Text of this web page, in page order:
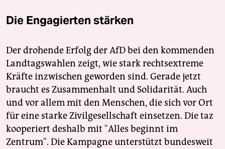
Die Engagierten stärken
Der drohende Erfolg der AfD bei den kommenden
Landtagswahlen zeigt, wie stark rechtsextreme
Kräfte inzwischen geworden sind. Gerade jetzt
braucht es Zusammenhalt und Solidarität. Auch
und vor allem mit den Menschen, die sich vor Ort
für eine starke Zivilgesellschaft einsetzen. Die taz
kooperiert deshalb mit "Alles beginnt im
Zentrum". Die Kampagne unterstützt bundesweit